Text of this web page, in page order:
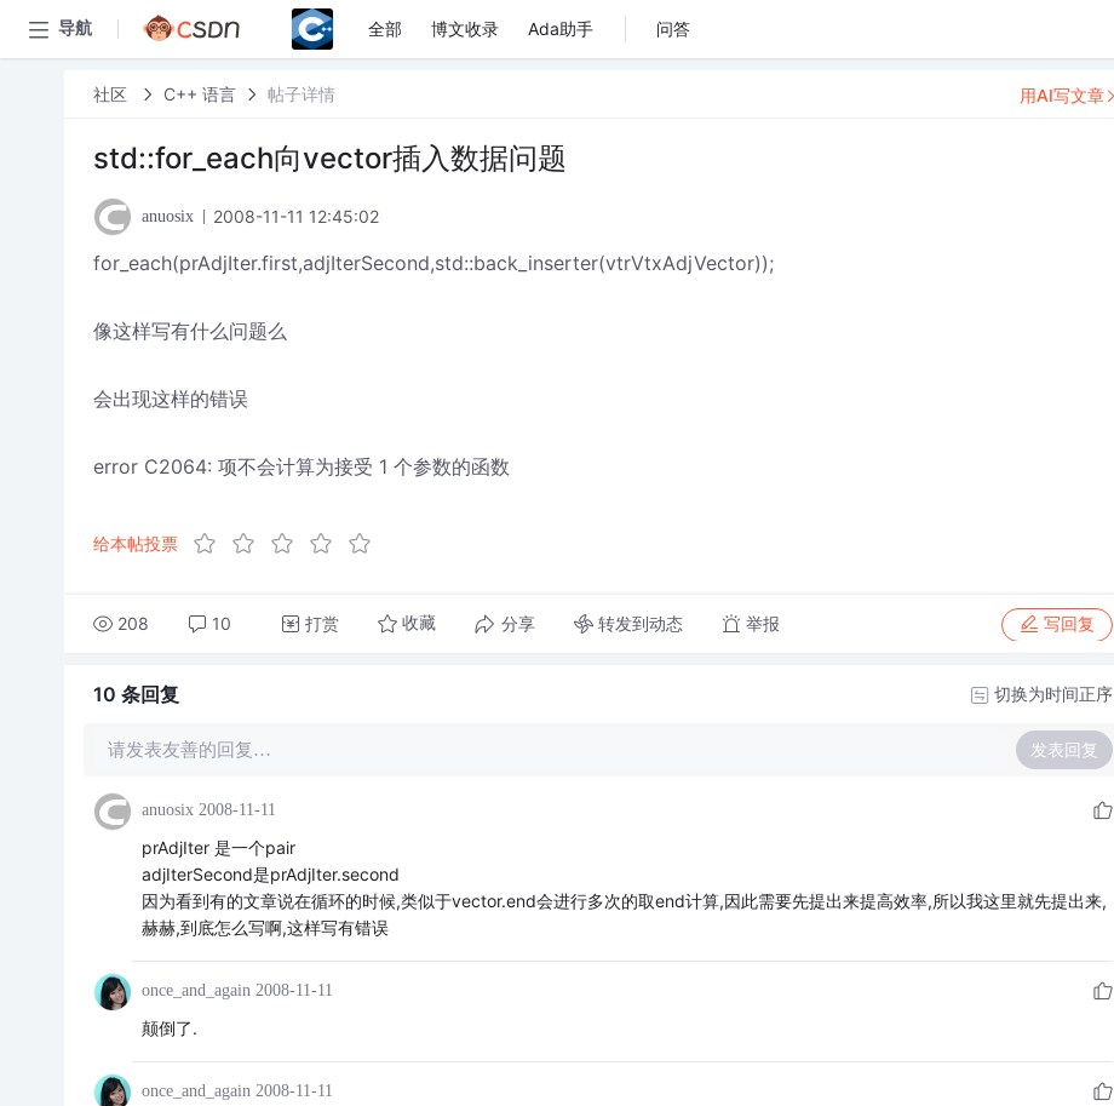
导航 全部 博文收录 Ada助手 问答
社区 C++ 语言 帖子详情
std::for_each向vector插入数据问题
anuosix 2008-11-11 12:45:02
for_each(prAdjIter.first,adjIterSecond,std::back_inserter(vtrVtxAdjVector));
像这样写有什么问题么
会出现这样的错误
error C2064: 项不会计算为接受 1 个参数的函数
给本帖投票
208 10 打赏 收藏 分享 转发到动态 举报 写回复
用AI写文章
10 条回复 切换为时间正序
请发表友善的回复… 发表回复
anuosix 2008-11-11
prAdjIter 是一个pair
adjIterSecond是prAdjIter.second
因为看到有的文章说在循环的时候,类似于vector.end会进行多次的取end计算,因此需要先提出来提高效率,所以我这里就先提出来,
赫赫,到底怎么写啊,这样写有错误
once_and_again 2008-11-11
颠倒了.
once_and_again 2008-11-11